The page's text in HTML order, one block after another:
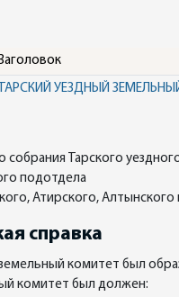
ТАРСКИЙ УЕЗДНЫЙ
Тарского
подотдела
Атирского,
справка
комитет был
комитет был должен: